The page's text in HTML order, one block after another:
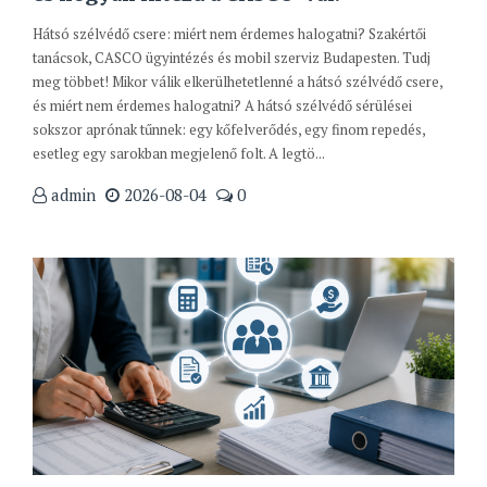
Hátsó szélvédő csere: miért nem érdemes halogatni? Szakértői
tanácsok, CASCO ügyintézés és mobil szerviz Budapesten. Tudj
meg többet! Mikor válik elkerülhetetlenné a hátsó szélvédő csere,
és miért nem érdemes halogatni? A hátsó szélvédő sérülései
sokszor aprónak tűnnek: egy kőfelverődés, egy finom repedés,
esetleg egy sarokban megjelenő folt. A legtö...
admin 2026-08-04 0